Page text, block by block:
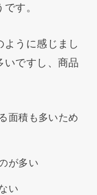
す。
うに感じまし
いですし、商品
面積も多いため
が多い
い